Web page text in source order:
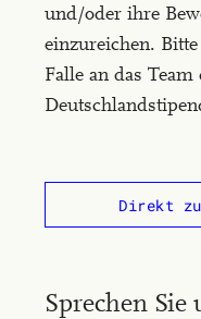
und/oder ihre
einzureichen.
Falle an das Team
Direkt
Sprechen Sie